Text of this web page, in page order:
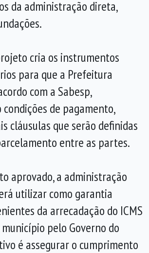
da administração direta,
cria os instrumentos
para que a Prefeitura
com a Sabesp,
de pagamento,
cláusulas que serão definidas
entre as partes.
aprovado, a administração
utilizar como garantia
da arrecadação do ICMS
pelo Governo do
é assegurar o cumprimento